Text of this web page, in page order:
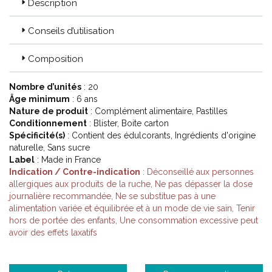
Description
Conseils d’utilisation
Composition
Nombre d’unités : 20
Âge minimum : 6 ans
Nature de produit : Complément alimentaire, Pastilles
Conditionnement : Blister, Boite carton
Spécificité(s) : Contient des édulcorants, Ingrédients d'origine
naturelle, Sans sucre
Label : Made in France
Indication / Contre-indication : Déconseillé aux personnes
allergiques aux produits de la ruche, Ne pas dépasser la dose
journalière recommandée, Ne se substitue pas à une
alimentation variée et équilibrée et à un mode de vie sain, Tenir
hors de portée des enfants, Une consommation excessive peut
avoir des effets laxatifs